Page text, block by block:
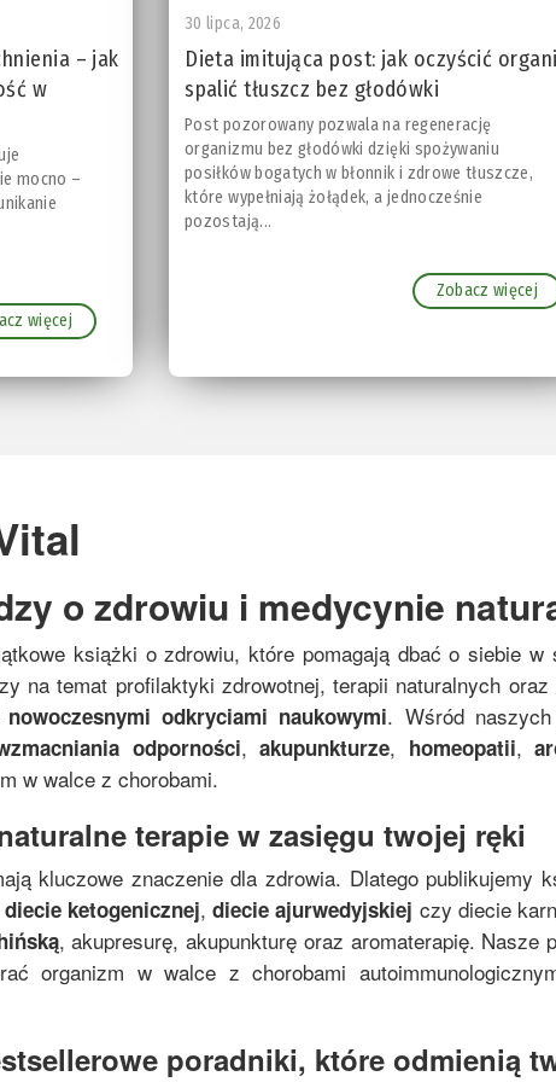
– jak
w
mocno –
więcej
30 lipca, 2026
Dieta imitująca post: jak oczyścić
spalić tłuszcz bez głodówki
Post pozorowany pozwala na regenerację
organizmu bez głodówki dzięki spożywaniu
posiłków bogatych w błonnik i zdrowe tłuszcze,
które wypełniają żołądek, a jednocześnie
pozostają...
Zobacz więcej
o zdrowiu i medycynie
książki o zdrowiu, które pomagają dbać o siebie
na temat profilaktyki zdrowotnej, terapii naturalnych
odkryciami naukowymi. Wśród
odporności,akupunkturze, homeopatii,
w walce z chorobami.
terapie w zasięgu twojej ręki
kluczowe znaczenie dla zdrowia. Dlatego publikujemy
diecie ketogenicznej,diecie ajurwedyjskiej czy diecie
, akupresurę, akupunkturę oraz aromaterapię.
organizm w walce z chorobami
poradniki, które odmienią